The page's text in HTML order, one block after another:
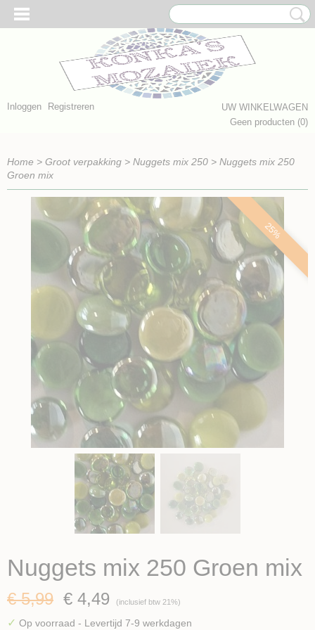
Inloggen Registreren
UW WINKELWAGEN
Geen producten (0)
Home > Groot verpakking > Nuggets mix 250 > Nuggets mix 250
Groen mix
25%
Nuggets mix 250 Groen mix
€ 5,99 € 4,49 (inclusief btw 21%)
✓ Op voorraad - Levertijd 7-9 werkdagen